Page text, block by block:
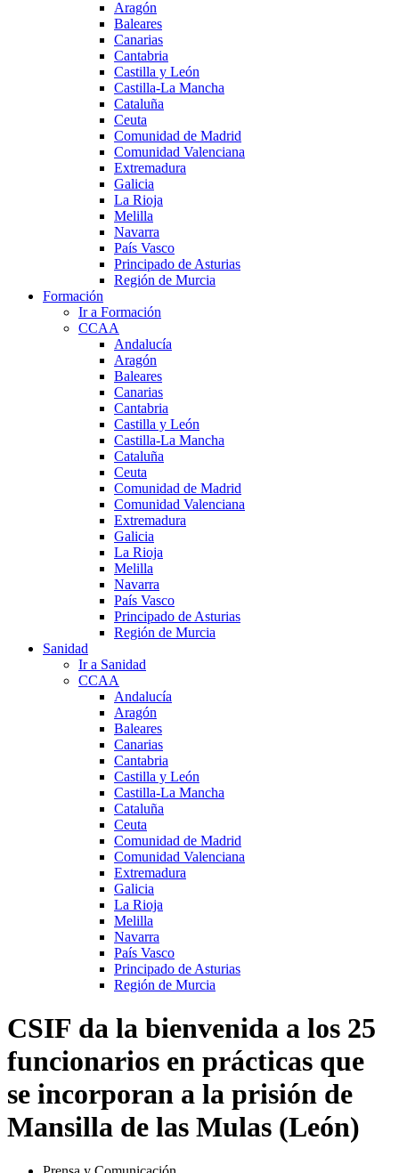
Aragón
Baleares
Canarias
Cantabria
Castilla y León
Castilla-La Mancha
Cataluña
Ceuta
Comunidad de Madrid
Comunidad Valenciana
Extremadura
Galicia
La Rioja
Melilla
Navarra
País Vasco
Principado de Asturias
Región de Murcia
Formación
Ir a Formación
CCAA
Andalucía
Aragón
Baleares
Canarias
Cantabria
Castilla y León
Castilla-La Mancha
Cataluña
Ceuta
Comunidad de Madrid
Comunidad Valenciana
Extremadura
Galicia
La Rioja
Melilla
Navarra
País Vasco
Principado de Asturias
Región de Murcia
Sanidad
Ir a Sanidad
CCAA
Andalucía
Aragón
Baleares
Canarias
Cantabria
Castilla y León
Castilla-La Mancha
Cataluña
Ceuta
Comunidad de Madrid
Comunidad Valenciana
Extremadura
Galicia
La Rioja
Melilla
Navarra
País Vasco
Principado de Asturias
Región de Murcia
CSIF da la bienvenida a los 25
funcionarios en prácticas que
se incorporan a la prisión de
Mansilla de las Mulas (León)